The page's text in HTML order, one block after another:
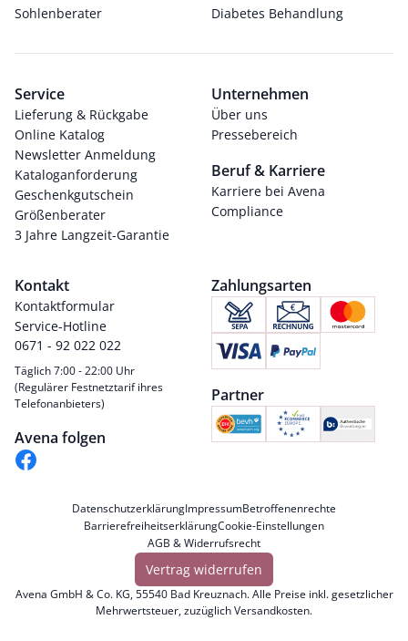
Sohlenberater
Diabetes Behandlung
Service
Lieferung & Rückgabe
Online Katalog
Newsletter Anmeldung
Kataloganforderung
Geschenkgutschein
Größenberater
3 Jahre Langzeit-Garantie
Unternehmen
Über uns
Pressebereich
Beruf & Karriere
Karriere bei Avena
Compliance
Kontakt
Kontaktformular
Service-Hotline
0671 - 92 022 022
Täglich 7:00 - 22:00 Uhr
(Regulärer Festnetztarif ihres
Telefonanbieters)
Avena folgen
Zahlungsarten
Partner
DatenschutzerklärungImpressumBetroffenenrechte
BarrierefreiheitserklärungCookie-Einstellungen
AGB & Widerrufsrecht
Vertrag widerrufen
Avena GmbH & Co. KG, 55540 Bad Kreuznach. Alle Preise inkl. gesetzlicher
Mehrwertsteuer, zuzüglichVersandkosten.